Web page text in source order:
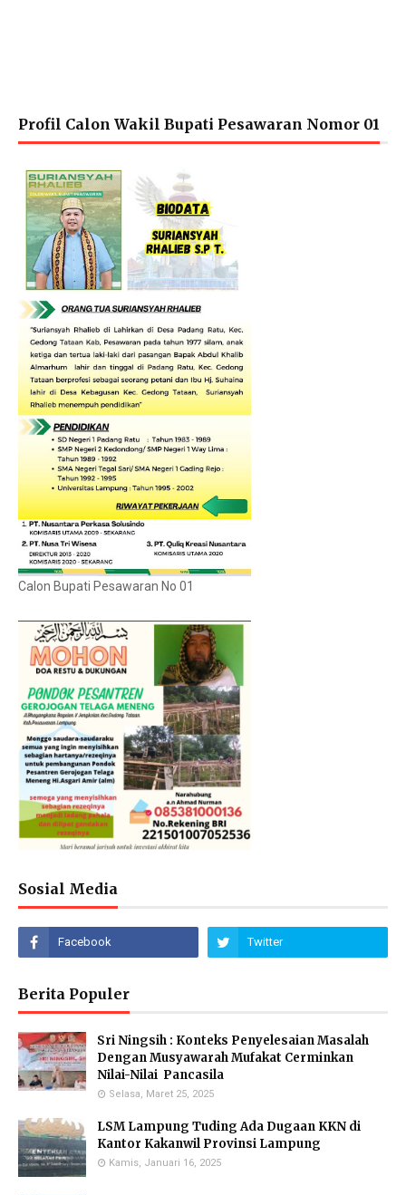
Profil Calon Wakil Bupati Pesawaran Nomor 01
Calon Bupati Pesawaran No 01
Sosial Media
Berita Populer
Sri Ningsih : Konteks Penyelesaian Masalah
Dengan Musyawarah Mufakat Cerminkan
Nilai-Nilai Pancasila
Selasa, Maret 25, 2025
LSM Lampung Tuding Ada Dugaan KKN di
Kantor Kakanwil Provinsi Lampung
Kamis, Januari 16, 2025